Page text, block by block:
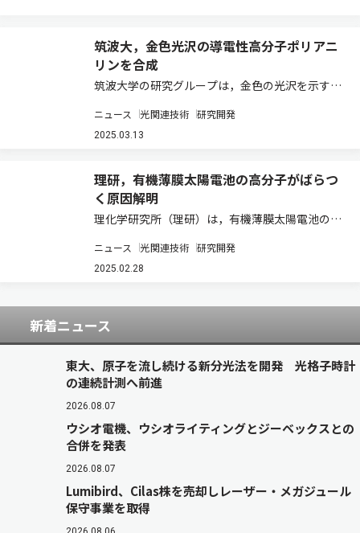
筑波大，金色光沢の導電性高分子ポリアニ
リンを合成
筑波大学の研究グループは，金色の光沢を示す導
功した（ニュースリリース）。 高分子のポリアセ
チレンは，飴⾊の⾦属光沢を⽰すポリアセチレン
ニュース 光関連技術 研究開発
2025.03.13
理研，有機薄膜太陽電池の高分子がばらつ
く原因解明
理化学研究所（理研）は，有機薄膜太陽電池の材
らの半導体高分子を合成する製造ロットごとにば
らつく原因を解明した（ニュースリリース）。 有
ニュース 光関連技術 研究開発
2025.02.28
新着ニュース
東大、原子を流し続ける新分光法を開発 光格子時計
の連続計測へ前進
2026.08.07
ウシオ電機、ウシオライティングとジーベックスとの
合併を発表
2026.08.07
Lumibird、Cilas株を売却しレーザー・メガジュール
保守事業を取得